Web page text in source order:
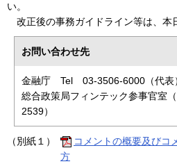
い。
改正後の事務ガイドライン等は、本
お問い合わせ先
金融庁 Tel 03-3506-6000（代表
総合政策局フィンテック参事官室
2539）
（別紙１）
コメントの概要及びコ
方